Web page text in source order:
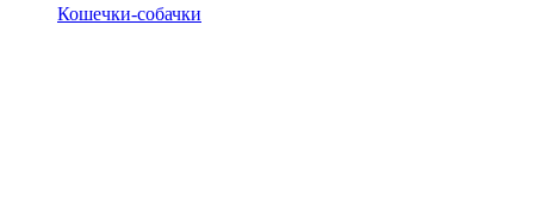
Кошечки-собачки